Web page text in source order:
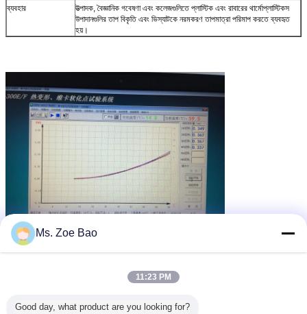
ব্যবহার
উত্পাদক, বৈজ্ঞানিক গবেষণা এবং কলেজগুলিতে প্লাস্টিক এবং রাবারের থার্মোপ্লাস্টিকস
উপাদানগুলির তাপ বিকৃতি এবং ভিস্যাটকে নরমকরণ তাপমাত্রা পরিমাপ করতে ব্যবহৃত
হয়।
ট্যাগ:hdt vicat পরীক্ষক,vicat নরম পয়েন্টার যন্ত্রপাতি,vicat পরীক্ষার মেশিন
এর সেরা মূল্য পান
Ms. Zoe Bao
11:23 PM
Good day, what product are you looking for?